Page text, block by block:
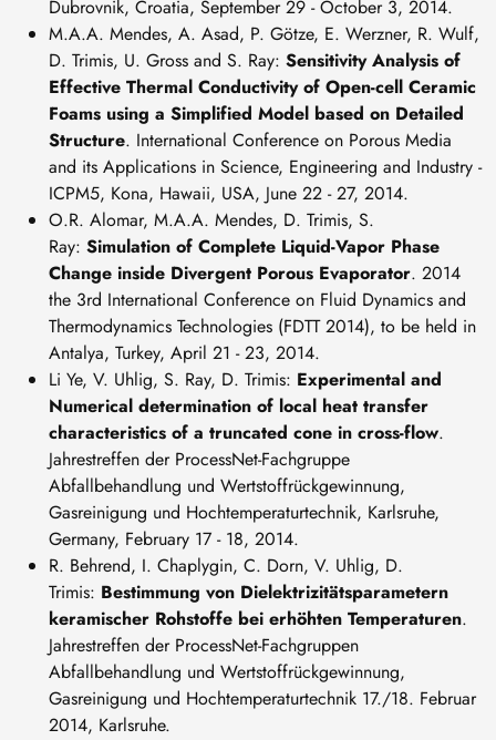
Dubrovnik, Croatia, September 29 - October 3, 2014.
M.A.A. Mendes, A. Asad, P. Götze, E. Werzner, R. Wulf,
D. Trimis, U. Gross and S. Ray: Sensitivity Analysis of
Effective Thermal Conductivity of Open-cell Ceramic
Foams using a Simplified Model based on Detailed
Structure. International Conference on Porous Media
and its Applications in Science, Engineering and Industry -
ICPM5, Kona, Hawaii, USA, June 22 - 27, 2014.
O.R. Alomar, M.A.A. Mendes, D. Trimis, S.
Ray: Simulation of Complete Liquid-Vapor Phase
Change inside Divergent Porous Evaporator. 2014
the 3rd International Conference on Fluid Dynamics and
Thermodynamics Technologies (FDTT 2014), to be held in
Antalya, Turkey, April 21 - 23, 2014.
Li Ye, V. Uhlig, S. Ray, D. Trimis: Experimental and
Numerical determination of local heat transfer
characteristics of a truncated cone in cross-flow.
Jahrestreffen der ProcessNet-Fachgruppe
Abfallbehandlung und Wertstoffrückgewinnung,
Gasreinigung und Hochtemperaturtechnik, Karlsruhe,
Germany, February 17 - 18, 2014.
R. Behrend, I. Chaplygin, C. Dorn, V. Uhlig, D.
Trimis: Bestimmung von Dielektrizitätsparametern
keramischer Rohstoffe bei erhöhten Temperaturen.
Jahrestreffen der ProcessNet-Fachgruppen
Abfallbehandlung und Wertstoffrückgewinnung,
Gasreinigung und Hochtemperaturtechnik 17./18. Februar
2014, Karlsruhe.